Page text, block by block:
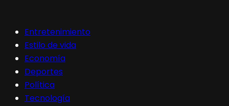
Entretenimiento
Estilo de vida
Economía
Deportes
Política
Tecnología